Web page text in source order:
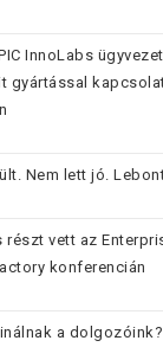
InnoLabs
gyártással
Nem lett jó.
részt vett az
konferencián
a dolgozóink?